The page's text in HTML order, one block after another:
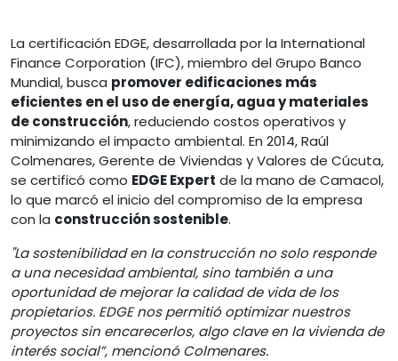
La certificación EDGE, desarrollada por la International
Finance Corporation (IFC), miembro del Grupo Banco
Mundial, busca promover edificaciones más
eficientes en el uso de energía, agua y materiales
de construcción, reduciendo costos operativos y
minimizando el impacto ambiental. En 2014, Raúl
Colmenares, Gerente de Viviendas y Valores de Cúcuta,
se certificó como EDGE Expert de la mano de Camacol,
lo que marcó el inicio del compromiso de la empresa
con la construcción sostenible.
"La sostenibilidad en la construcción no solo responde
a una necesidad ambiental, sino también a una
oportunidad de mejorar la calidad de vida de los
propietarios. EDGE nos permitió optimizar nuestros
proyectos sin encarecerlos, algo clave en la vivienda de
interés social”, mencionó Colmenares.